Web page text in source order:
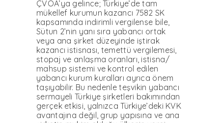
ÇVÖA’ya gelince; Türki­ye’de tam
mükellef kurumun kazancı 7582 SK
kapsamın­da indirimli vergilense bile,
Sütun 2’nin yanı sıra yaban­cı ortak
veya ana şirket düze­yinde iştirak
kazancı istisna­sı, temettü vergilemesi,
stopaj ve anlaşma oranları, istisna/
mahsup sistemi ve kontrol edilen
yabancı kurum kural­ları ayrıca önem
taşıyabilir. Bu nedenle teşvikin yaban­cı
sermayeli Türkiye şirket­leri bakımından
gerçek etki­si, yalnızca Türkiye’deki KVK
avantajına değil, grup yapısı­na ve ana